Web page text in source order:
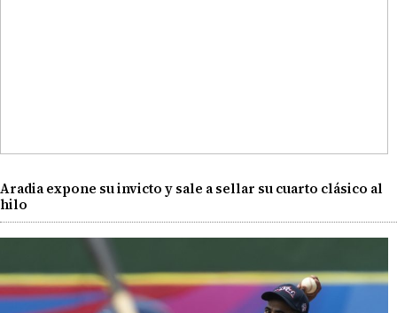
Aradia expone su invicto y sale a sellar su cuarto clásico al
hilo